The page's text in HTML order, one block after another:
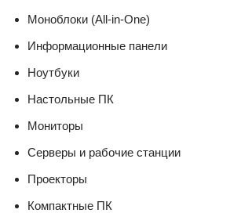
Моноблоки (All-in-One)
Информационные панели
Ноутбуки
Настольные ПК
Мониторы
Серверы и рабочие станции
Проекторы
Компактные ПК